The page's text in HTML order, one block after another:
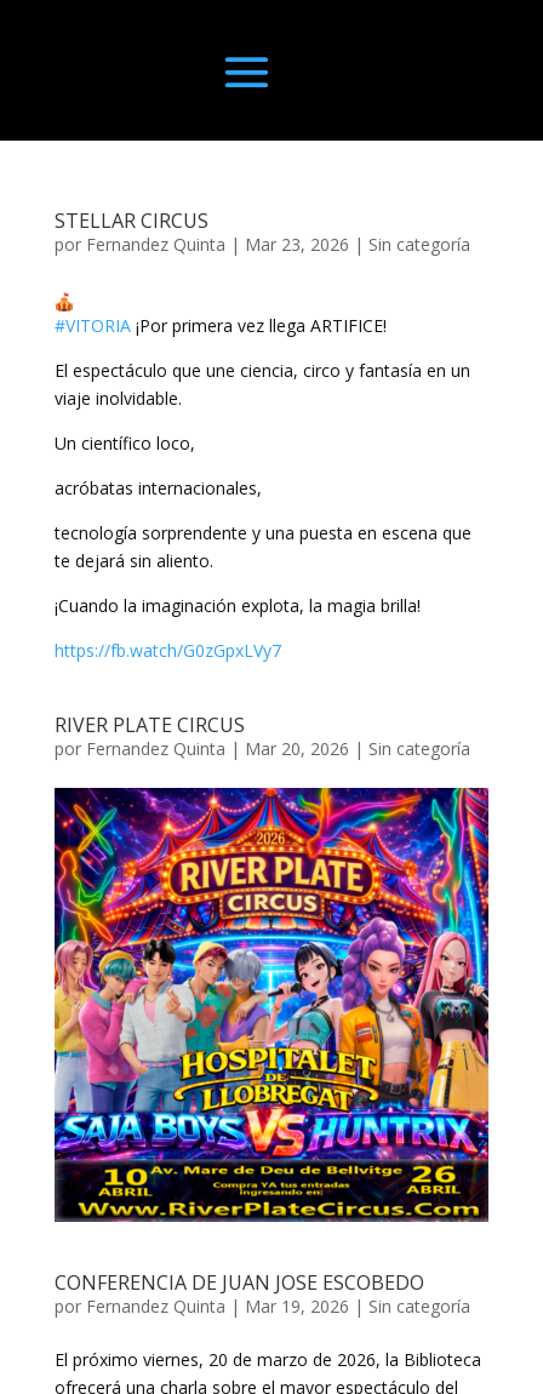
STELLAR CIRCUS
por Fernandez Quinta | Mar 23, 2026 | Sin categoría
#VITORIA¡Por primera vez llega ARTIFICE!
El espectáculo que une ciencia, circo y fantasía en un
viaje inolvidable.
Un científico loco,
acróbatas internacionales,
tecnología sorprendente y una puesta en escena que
te dejará sin aliento.
¡Cuando la imaginación explota, la magia brilla!
https://fb.watch/G0zGpxLVy7
RIVER PLATE CIRCUS
por Fernandez Quinta | Mar 20, 2026 | Sin categoría
CONFERENCIA DE JUAN JOSE ESCOBEDO
por Fernandez Quinta | Mar 19, 2026 | Sin categoría
El próximo viernes, 20 de marzo de 2026, la Biblioteca
ofrecerá una charla sobre el mayor espectáculo del